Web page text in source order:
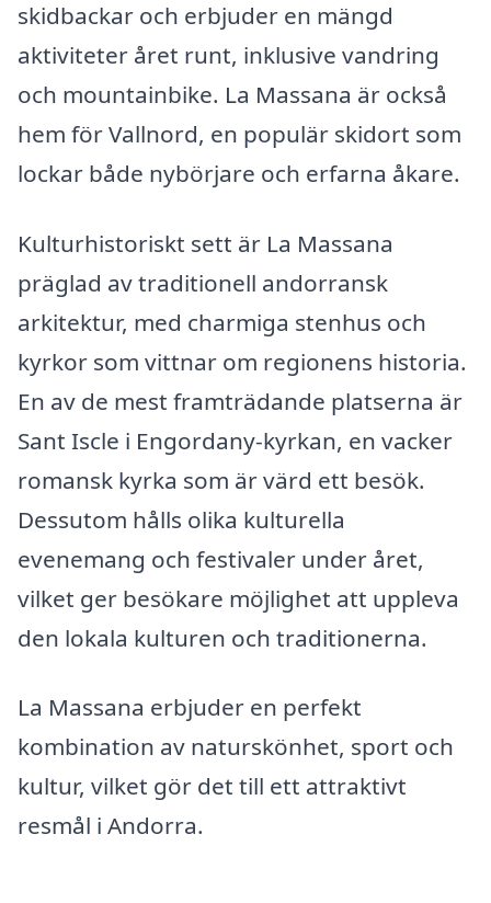
skidbackar och erbjuder en mängd
aktiviteter året runt, inklusive vandring
och mountainbike. La Massana är också
hem för Vallnord, en populär skidort som
lockar både nybörjare och erfarna åkare.
Kulturhistoriskt sett är La Massana
präglad av traditionell andorransk
arkitektur, med charmiga stenhus och
kyrkor som vittnar om regionens historia.
En av de mest framträdande platserna är
Sant Iscle i Engordany-kyrkan, en vacker
romansk kyrka som är värd ett besök.
Dessutom hålls olika kulturella
evenemang och festivaler under året,
vilket ger besökare möjlighet att uppleva
den lokala kulturen och traditionerna.
La Massana erbjuder en perfekt
kombination av naturskönhet, sport och
kultur, vilket gör det till ett attraktivt
resmål i Andorra.